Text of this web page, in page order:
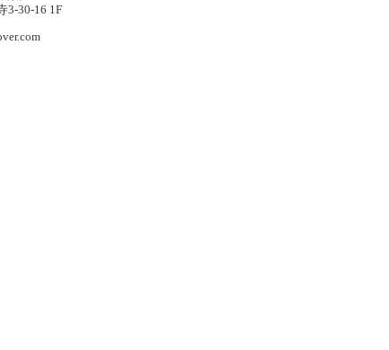
3-30-16 1F